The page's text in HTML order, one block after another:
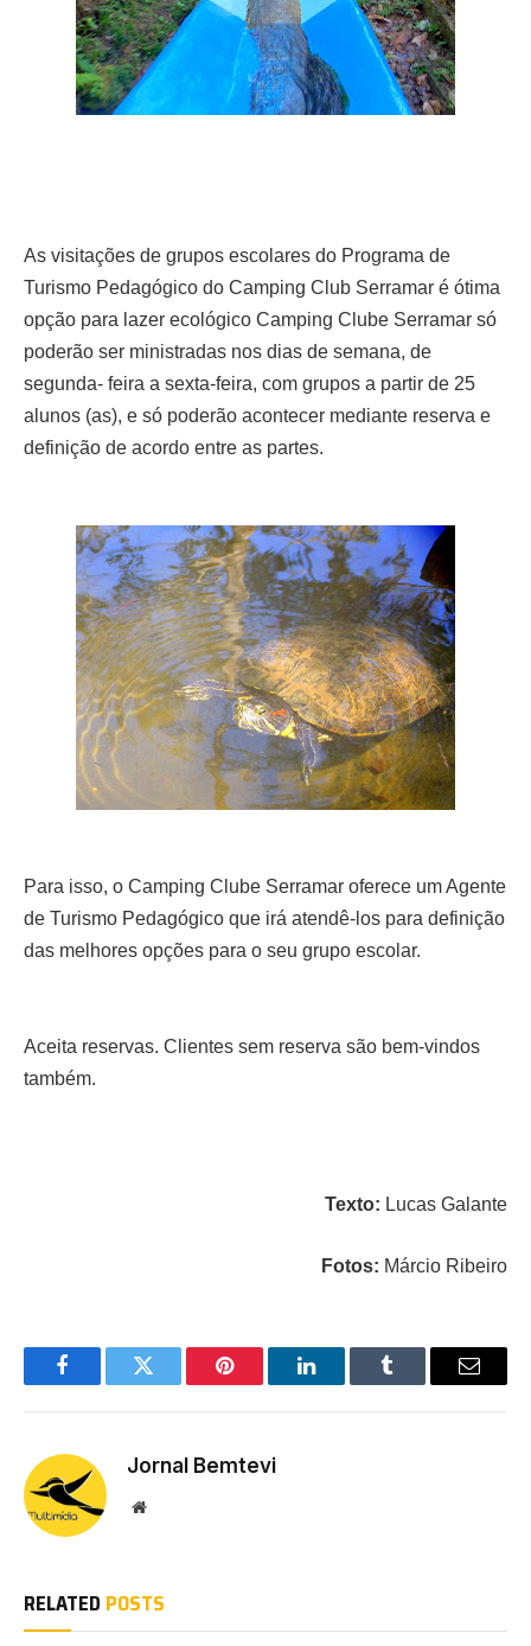
As visitações de grupos escolares do Programa de
Turismo Pedagógico do Camping Club Serramar é ótima
opção para lazer ecológico Camping Clube Serramar só
poderão ser ministradas nos dias de semana, de
segunda- feira a sexta-feira, com grupos a partir de 25
alunos (as), e só poderão acontecer mediante reserva e
definição de acordo entre as partes.
Para isso, o Camping Clube Serramar oferece um Agente
de Turismo Pedagógico que irá atendê-los para definição
das melhores opções para o seu grupo escolar.
Aceita reservas. Clientes sem reserva são bem-vindos
também.
Texto: Lucas Galante
Fotos: Márcio Ribeiro
FacebookTwitter Pinterest LinkedInTumblr Email
Jornal Bemtevi
Website
RELATED POSTS